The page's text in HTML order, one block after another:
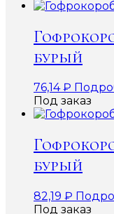
бурый
76,14₽
Под заказ
бурый
82,19 ₽
Под заказ